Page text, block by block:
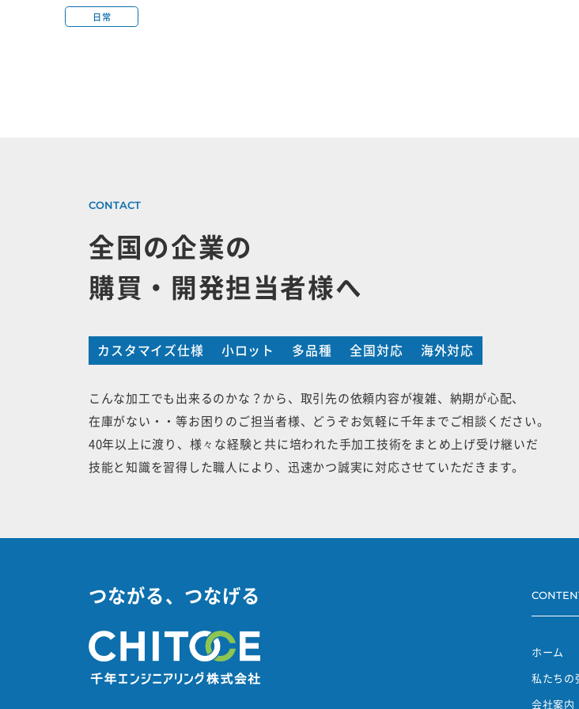
日常
全国の企業の
購買・開発担当者様へ
カスタマイズ仕様 小ロット 多品種 全国対応 海外対応
こんな加工でも出来るのかな？から、取引先の依頼内容が複雑、納期が心配、
在庫がない・・等お困りのご担当者様、どうぞお気軽に千年までご相談ください。
40年以上に渡り、様々な経験と共に培われた手加工技術をまとめ上げ受け継いだ
技能と知識を習得した職人により、迅速かつ誠実に対応させていただきます。
つながる、つなげる
ホーム
私たちの
会社案内